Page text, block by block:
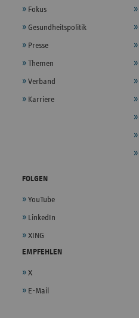
Fokus
Gesundheitspolitik
Presse
Themen
Verband
Karriere
FOLGEN
YouTube
LinkedIn
XING
EMPFEHLEN
X
E-Mail